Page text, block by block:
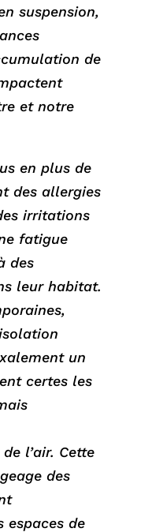
suspension,
de
et notre
en plus de
des allergies
irritations
fatigue
des
leur habitat.
un
certes les
l’air. Cette
des
espaces de